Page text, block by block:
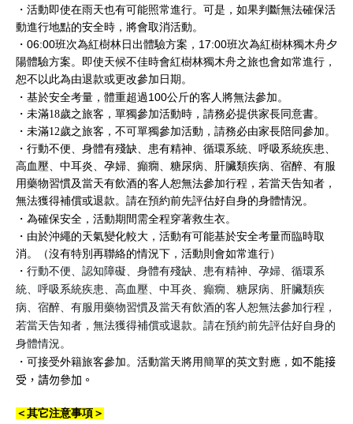
・活動即使在雨天也有可能照常進行。可是， 如果判斷無法確保活
動進行地點的安全時，將會取消活動。
・06:00班次為紅樹林日出體驗方案，17:00班次為紅樹林獨木舟夕
陽體驗方案。即使天候不佳時會紅樹林獨木舟之旅也會如常進行，
恕不以此為由退款或更改參加日期。
・基於安全考量，體重超過100公斤的客人將無法參加。
・未滿18歲之旅客，單獨參加活動時，請務必提供家長同意書。
・未滿12歲之旅客，不可單獨參加活動，請務必由家長陪同參加。
・ 行動不便、身體有殘缺、患有精神、循環系統、呼吸系統疾患、
高血壓、中耳炎、孕婦、癲癇、糖尿病、肝臟類疾病、宿醉、有服
用藥物習慣及當天有飲酒的客人恕無法參加行程，若當天告知者，
無法獲得補償或退款。 請在預約前先評估好自身的身體情況。
・為確保安全，活動期間需全程穿著救生衣。
・由於沖繩的天氣變化較大，活動有可能基於安全考量而臨時取
消。（沒有特別再聯絡的情況下，活動則會如常進行）
・ 行動不便、認知障礙、身體有殘缺、患有精神、孕婦、循環系
統、呼吸系統疾患、高血壓、中耳炎、癲癇、糖尿病、肝臟類疾
病、宿醉、有服用藥物習慣及當天有飲酒的客人恕無法參加行程，
若當天告知者，無法獲得補償或退款。請在預約前先評估好自身的
身體情況。
・可接受外籍旅客參加。活動當天將用簡單的英文對應， 如不能接
受，請勿參加。
＜其它注意事項＞